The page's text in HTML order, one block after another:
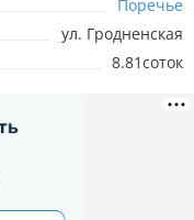
Поречье
ул. Гродненская
8.81соток